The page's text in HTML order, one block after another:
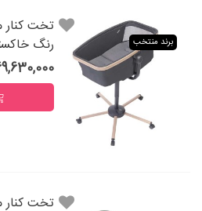
برند منتخب
تخت کنار
رنگ
69,630,000
تخت کنار